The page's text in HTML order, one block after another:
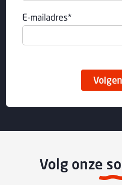
E-mailadres*
Volg onze